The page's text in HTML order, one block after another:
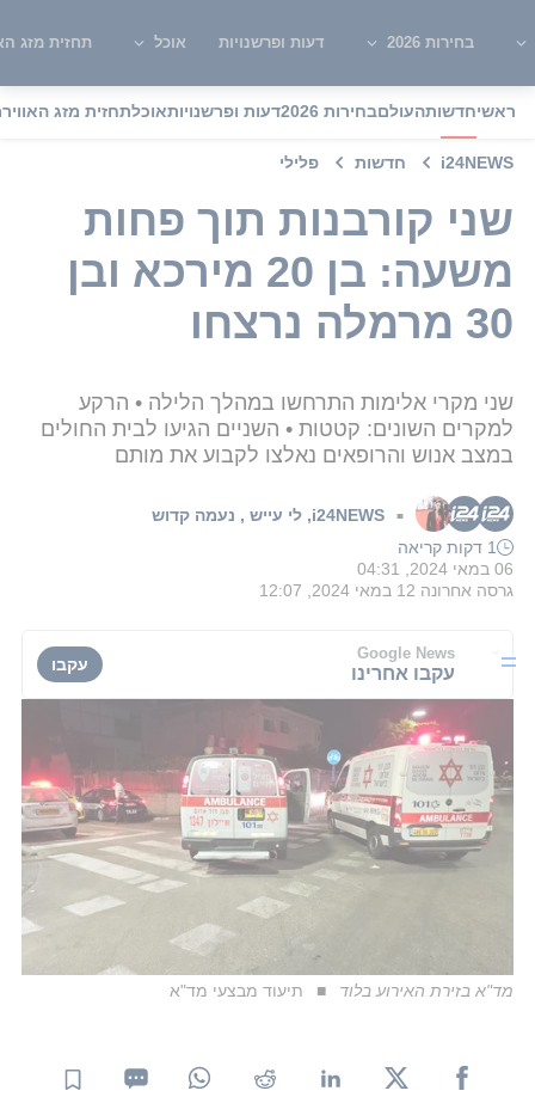
בחירות 2026 דעות ופרשנויות אוכל תחזית מזג
ראשיחדשותהעולםבחירות 2026 דעות ופרשנויותאוכלתחזית מזג האוויר
i24NEWS חדשות פלילי
שני קורבנות תוך פחות
משעה: בן 20 מירכא ובן
30 מרמלה נרצחו
שני מקרי אלימות התרחשו במהלך הלילה • הרקע
למקרים השונים: קטטות • השניים הגיעו לבית החולים
במצב אנוש והרופאים נאלצו לקבוע את מותם
■
i24NEWS
, לי עייש , נעמה קדוש
1 דקות קריאה
06 במאי 2024, 04:31
גרסה אחרונה 12 במאי 2024, 12:07
Google News
עקבו אחרינו עקבו
מד"א בזירת האירוע בלוד תיעוד מבצעי מד"א